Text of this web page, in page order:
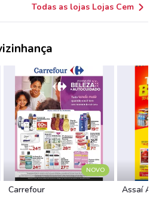
Todas as lojas Lojas Cem
NOVO
Carrefour Assaí